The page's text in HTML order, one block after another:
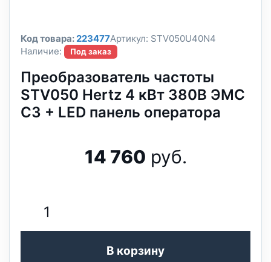
Код товара:223477Артикул: STV050U40N4
Наличие:
Под заказ
Преобразователь частоты
STV050 Hertz 4 кВт 380В ЭМС
С3 + LED панель оператора
14 760 руб.
В корзину